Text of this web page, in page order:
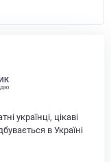
українці, цікаві
в Україні